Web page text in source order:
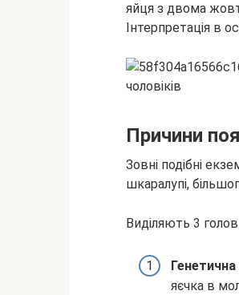
яйця з двома
Інтерпретація в
Причини
Зовні подібні
шкаралупі,
Виділяють 3
яєчка в